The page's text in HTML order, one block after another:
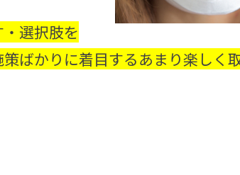
選択肢を
ばかりに着目するあまり楽しく